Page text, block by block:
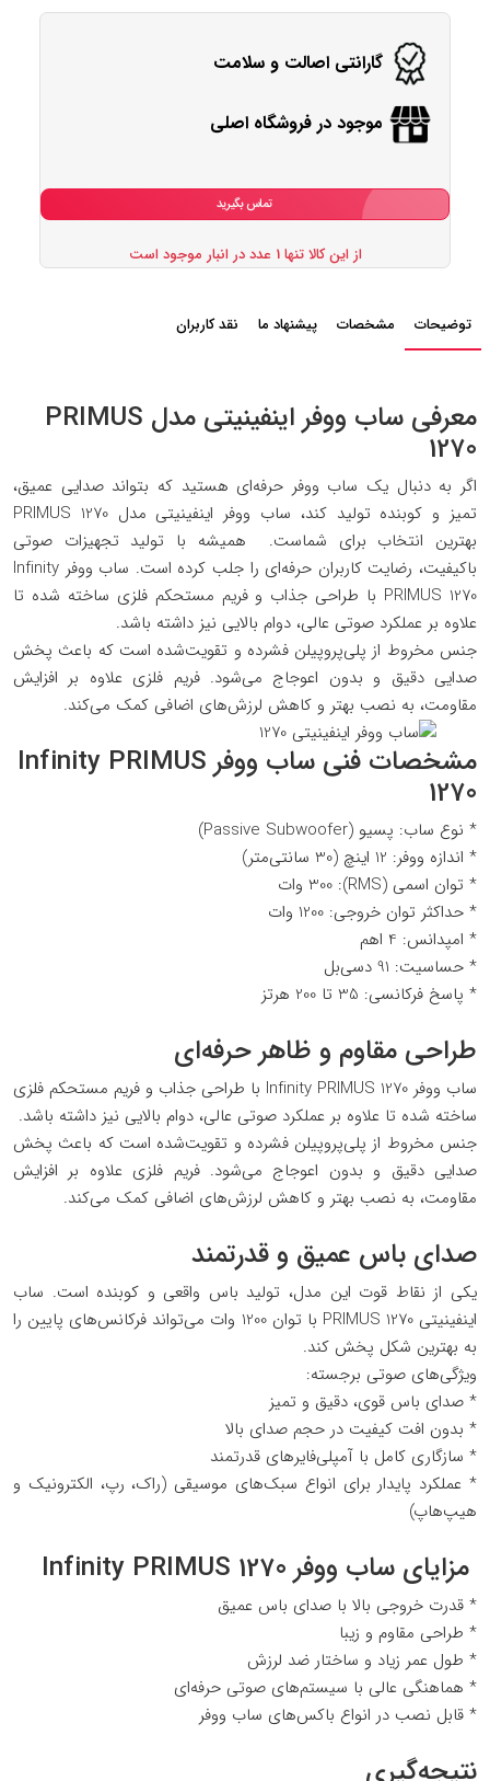
گارانتی اصالت و سلامت
موجود در فروشگاه اصلی
تماس بگیرید
از این کالا تنها 1 عدد در انبار موجود است
توضیحات مشخصات پیشنهاد ما نقد کاربران
معرفی ساب ووفر اینفینیتی مدل PRIMUS
1270
اگر به دنبال یک ساب ووفر حرفه‌ای هستید که بتواند صدایی عمیق،
تمیز و کوبنده تولید کند، ساب ووفر اینفینیتی مدل PRIMUS 1270
بهترین انتخاب برای شماست. همیشه با تولید تجهیزات صوتی
باکیفیت، رضایت کاربران حرفه‌ای را جلب کرده است. ساب ووفر Infinity
PRIMUS 1270 با طراحی جذاب و فریم مستحکم فلزی ساخته شده تا
علاوه بر عملکرد صوتی عالی، دوام بالایی نیز داشته باشد.
جنس مخروط از پلی‌پروپیلن فشرده و تقویت‌شده است که باعث پخش
صدایی دقیق و بدون اعوجاج می‌شود. فریم فلزی علاوه بر افزایش
مقاومت، به نصب بهتر و کاهش لرزش‌های اضافی کمک می‌کند.
مشخصات فنی ساب ووفر Infinity PRIMUS
1270
* نوع ساب: پسیو (Passive Subwoofer)
* اندازه ووفر: 12 اینچ (30 سانتی‌متر)
* توان اسمی (RMS): 300 وات
* حداکثر توان خروجی: 1200 وات
* امپدانس: 4 اهم
* حساسیت: 91 دسی‌بل
* پاسخ فرکانسی: 35 تا 200 هرتز
طراحی مقاوم و ظاهر حرفه‌ای
ساب ووفر Infinity PRIMUS 1270 با طراحی جذاب و فریم مستحکم فلزی
ساخته شده تا علاوه بر عملکرد صوتی عالی، دوام بالایی نیز داشته باشد.
جنس مخروط از پلی‌پروپیلن فشرده و تقویت‌شده است که باعث پخش
صدایی دقیق و بدون اعوجاج می‌شود. فریم فلزی علاوه بر افزایش
مقاومت، به نصب بهتر و کاهش لرزش‌های اضافی کمک می‌کند.
صدای باس عمیق و قدرتمند
یکی از نقاط قوت این مدل، تولید باس واقعی و کوبنده است. ساب
اینفینیتی PRIMUS 1270 با توان 1200 وات می‌تواند فرکانس‌های پایین را
به بهترین شکل پخش کند.
ویژگی‌های صوتی برجسته:
* صدای باس قوی، دقیق و تمیز
* بدون افت کیفیت در حجم صدای بالا
* سازگاری کامل با آمپلی‌فایرهای قدرتمند
* عملکرد پایدار برای انواع سبک‌های موسیقی (راک، رپ، الکترونیک و
هیپ‌هاپ)
مزایای ساب ووفر Infinity PRIMUS 1270
* قدرت خروجی بالا با صدای باس عمیق
* طراحی مقاوم و زیبا
* طول عمر زیاد و ساختار ضد لرزش
* هماهنگی عالی با سیستم‌های صوتی حرفه‌ای
* قابل نصب در انواع باکس‌های ساب ووفر
نتیجه‌گیری